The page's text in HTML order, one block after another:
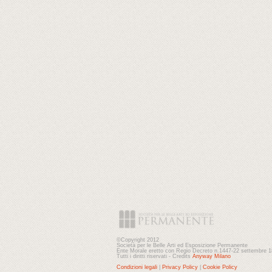
©Copyright 2012
Società per le Belle Arti ed Esposizione Permanente
Ente Morale eretto con Regio Decreto n.1447-22 settembre
Tutti i diritti riservati - Credits Anyway Milano
Condizioni legali
Privacy Policy Cookie Policy